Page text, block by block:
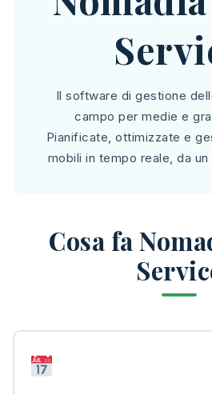
Il software di gestione
campo per medie e
Pianificate, ottimizzate e
mobili in tempo reale, da
Cosa fa